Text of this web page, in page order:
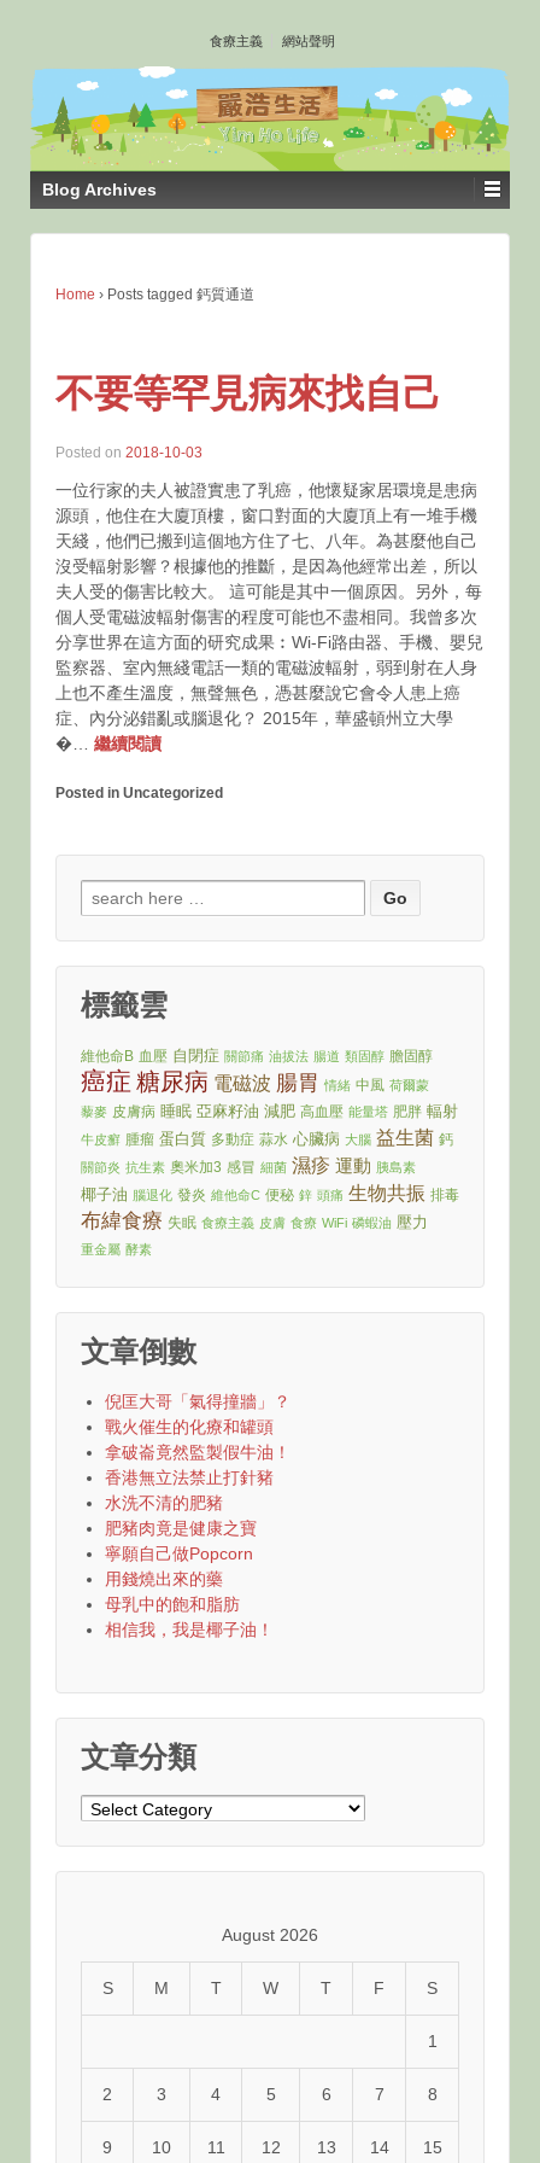
TO
MAIN
CONTENT
食療主義 網站聲明
Blog Archives
Home › Posts tagged 鈣質通道
不要等罕見病來找自己
Posted on 2018-10-03
一位行家的夫人被證實患了乳癌，他懷疑家居環境是患病
源頭，他住在大廈頂樓，窗口對面的大廈頂上有一堆手機
天綫，他們已搬到這個地方住了七、八年。為甚麼他自己
沒受輻射影響？根據他的推斷，是因為他經常出差，所以
夫人受的傷害比較大。 這可能是其中一個原因。另外，每
個人受電磁波輻射傷害的程度可能也不盡相同。我曾多次
分享世界在這方面的研究成果︰Wi-Fi路由器、手機、嬰兒
監察器、室內無綫電話一類的電磁波輻射，弱到射在人身
上也不產生溫度，無聲無色，憑甚麼說它會令人患上癌
症、內分泌錯亂或腦退化？ 2015年，華盛頓州立大學
�… 繼續閱讀
Posted in Uncategorized
Search
for:
標籤雲
維他命B 血壓 自閉症 關節痛 油拔法 腸道 類固醇 膽固醇
癌症 糖尿病 電磁波 腸胃 情緒 中風 荷爾蒙
藜麥 皮膚病 睡眠 亞麻籽油 減肥 高血壓 能量塔 肥胖 輻射
牛皮癬 腫瘤 蛋白質 多動症 蒜水 心臟病 大腦 益生菌 鈣
關節炎 抗生素 奧米加3 感冒 細菌 濕疹 運動 胰島素
椰子油 腦退化 發炎 維他命C 便秘 鋅 頭痛 生物共振 排毒
布緯食療 失眠 食療主義 皮膚 食療 WiFi 磷蝦油 壓力
重金屬 酵素
文章倒數
倪匡大哥「氣得撞牆」？
戰火催生的化療和罐頭
拿破崙竟然監製假牛油！
香港無立法禁止打針豬
水洗不清的肥豬
肥豬肉竟是健康之寶
寧願自己做Popcorn
用錢燒出來的藥
母乳中的飽和脂肪
相信我，我是椰子油！
文章分類
文
August 2026
S M T W T F S
1
2 3 4 5 6 7 8
9 10 11 12 13 14 15